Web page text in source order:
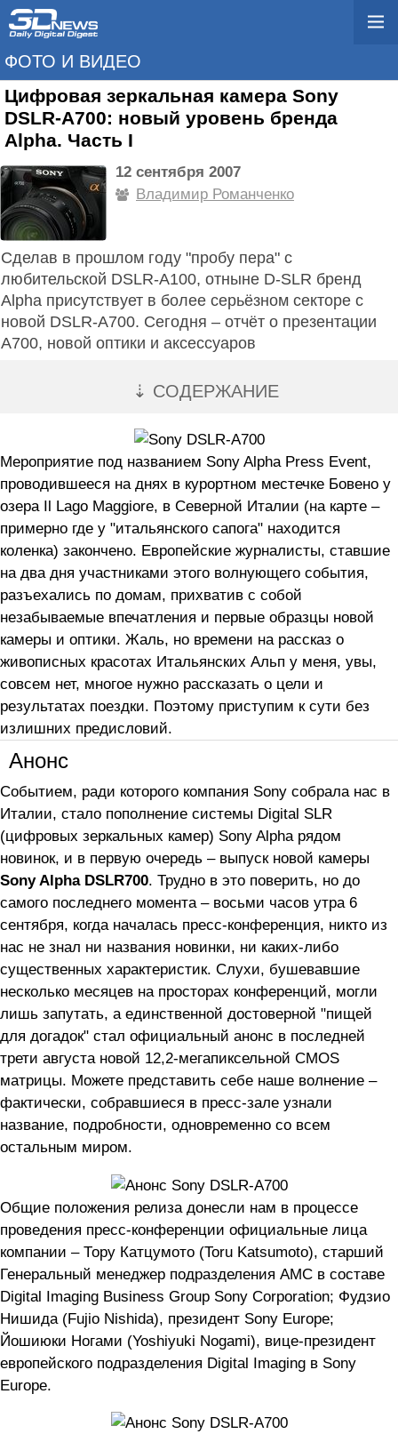
ФОТО И ВИДЕО
Цифровая зеркальная камера Sony
DSLR-A700: новый уровень бренда
Alpha. Часть I
12 сентября 2007
Владимир Романченко
Сделав в прошлом году "пробу пера" с
любительской DSLR-A100, отныне D-SLR бренд
Alpha присутствует в более серьёзном секторе с
новой DSLR-A700. Сегодня – отчёт о презентации
A700, новой оптики и аксессуаров
⇣ СОДЕРЖАНИЕ
Мероприятие под названием Sony Alpha Press Event,
проводившееся на днях в курортном местечке Бовено у
озера Il Lago Maggiore, в Северной Италии (на карте –
примерно где у "итальянского сапога" находится
коленка) закончено. Европейские журналисты, ставшие
на два дня участниками этого волнующего события,
разъехались по домам, прихватив с собой
незабываемые впечатления и первые образцы новой
камеры и оптики. Жаль, но времени на рассказ о
живописных красотах Итальянских Альп у меня, увы,
совсем нет, многое нужно рассказать о цели и
результатах поездки. Поэтому приступим к сути без
излишних предисловий.
Анонс
Событием, ради которого компания Sony собрала нас в
Италии, стало пополнение системы Digital SLR
(цифровых зеркальных камер) Sony Alpha рядом
новинок, и в первую очередь – выпуск новой камеры
Sony Alpha DSLR700. Трудно в это поверить, но до
самого последнего момента – восьми часов утра 6
сентября, когда началась пресс-конференция, никто из
нас не знал ни названия новинки, ни каких-либо
существенных характеристик. Слухи, бушевавшие
несколько месяцев на просторах конференций, могли
лишь запутать, а единственной достоверной "пищей
для догадок" стал официальный анонс в последней
трети августа новой 12,2-мегапиксельной CMOS
матрицы. Можете представить себе наше волнение –
фактически, собравшиеся в пресс-зале узнали
название, подробности, одновременно со всем
остальным миром.
Общие положения релиза донесли нам в процессе
проведения пресс-конференции официальные лица
компании – Тору Катцумото (Toru Katsumoto), старший
Генеральный менеджер подразделения AMC в составе
Digital Imaging Business Group Sony Corporation; Фудзио
Нишида (Fujio Nishida), президент Sony Europe;
Йошиюки Ногами (Yoshiyuki Nogami), вице-президент
европейского подразделения Digital Imaging в Sony
Europe.